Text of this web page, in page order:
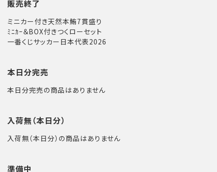
販売終了
ミニカー付き天然本鮪7貫盛り
ﾐﾆｶｰ＆BOX付きつくローセット
一番くじサッカー日本代表2026
本日分完売
本日分完売の商品はありません
入荷無（本日分）
入荷無（本日分）の商品はありません
準備中